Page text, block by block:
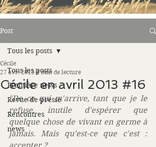
Post
Tous les posts
Première news
Revue de presse
Rencontres
news
Tous les posts
Cécile en avril 2013 #16
Cécile
27 avr. 2013 4 min de lecture
"De ce qui m'arrive, tant que je le
refuse, inutile d'espérer que
quelque chose de vivant en germe à
jamais. Mais qu'est-ce que c'est :